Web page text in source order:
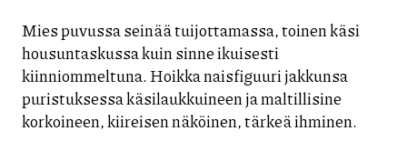
Mies puvussa seinää tuijottamassa, toinen käsi
housuntaskussa kuin sinne ikuisesti
kiinniommeltuna. Hoikka naisfiguuri jakkunsa
puristuksessa käsilaukkuineen ja maltillisine
korkoineen, kiireisen näköinen, tärkeä ihminen.